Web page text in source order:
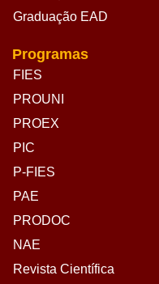
Graduação EAD
Programas
FIES
PROUNI
PROEX
PIC
P-FIES
PAE
PRODOC
NAE
Revista Científica